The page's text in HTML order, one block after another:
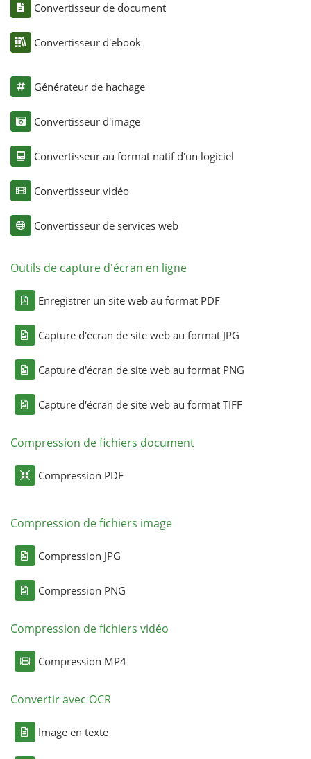
Convertisseur de document
Convertisseur d'ebook
Générateur de hachage
Convertisseur d'image
Convertisseur au format natif d'un logiciel
Convertisseur vidéo
Convertisseur de services web
Outils de capture d'écran en ligne
Enregistrer un site web au format PDF
Capture d'écran de site web au format JPG
Capture d'écran de site web au format PNG
Capture d'écran de site web au format TIFF
Compression de fichiers document
Compression PDF
Compression de fichiers image
Compression JPG
Compression PNG
Compression de fichiers vidéo
Compression MP4
Convertir avec OCR
Image en texte